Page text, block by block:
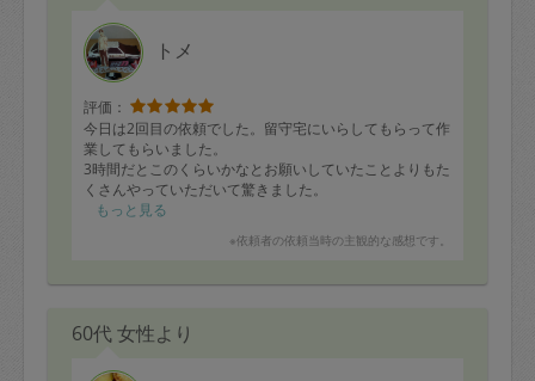
トメ
評価：
今日は2回目の依頼でした。留守宅にいらしてもらって作
業してもらいました。
3時間だとこのくらいかなとお願いしていたことよりもた
くさんやっていただいて驚きました。
帰ったら家の中が綺麗で嬉しくなりました。
もっと見る
※依頼者の依頼当時の主観的な感想です。
60代 女性より